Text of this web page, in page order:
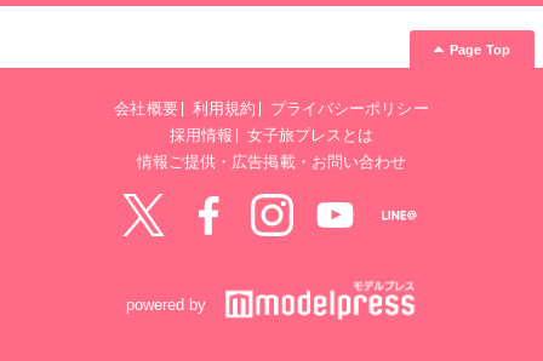
Page Top
会社概要 利用規約
プライバシーポリシー
採用情報
女子旅プレスとは
情報ご提供・広告掲載・お問い合わせ
powered by